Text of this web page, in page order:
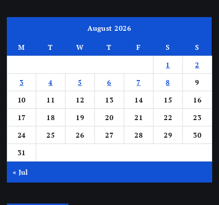
August 2026
M T W T F S
S
1
2
3
4 5 6 7 8
9
10
11 12 13 14 15
16
17
18 19 20 21 22
23
24
25 26 27 28 29
30
31
« Jul